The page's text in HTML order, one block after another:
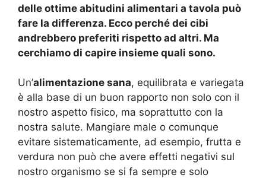
delle ottime abitudini alimentari a tavola può
fare la differenza. Ecco perché dei cibi
andrebbero preferiti rispetto ad altri. Ma
cerchiamo di capire insieme quali sono.
Un’alimentazione sana, equilibrata e variegata
è alla base di un buon rapporto non solo con il
nostro aspetto fisico, ma soprattutto con la
nostra salute. Mangiare male o comunque
evitare sistematicamente, ad esempio, frutta e
verdura non può che avere effetti negativi sul
nostro organismo se si fa sempre e solo